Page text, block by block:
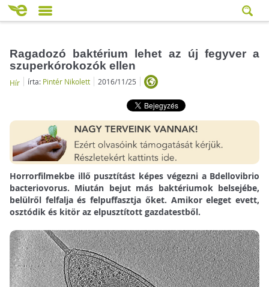
Ragadozó baktérium lehet az új fegyver a
szuperkórokozók ellen
Hír írta: Pintér Nikolett 2016/11/25
Horrorfilmekbe illő pusztítást képes végezni a Bdellovibrio
bacteriovorus. Miután bejut más baktériumok belsejébe,
belülről felfalja és felpuffasztja őket. Amikor eleget evett,
osztódik és kitör az elpusztított gazdatestből.